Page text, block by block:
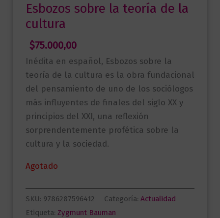
Esbozos sobre la teoría de la
cultura
$75.000,00
Inédita en español, Esbozos sobre la
teoría de la cultura es la obra fundacional
del pensamiento de uno de los sociólogos
más influyentes de finales del siglo XX y
principios del XXI, una reflexión
sorprendentemente profética sobre la
cultura y la sociedad.
Agotado
SKU: 9786287596412 Categoría: Actualidad
Etiqueta: Zygmunt Bauman